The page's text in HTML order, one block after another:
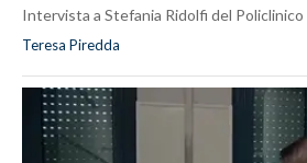
Intervista a Stefania Ridolfi del
Teresa Piredda